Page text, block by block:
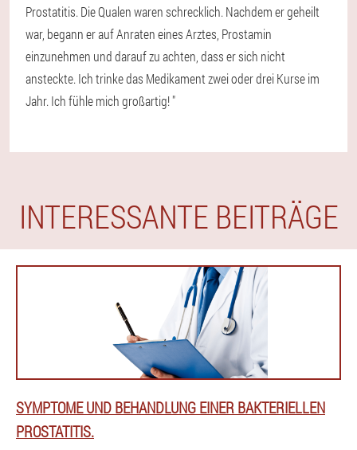
Prostatitis. Die Qualen waren schrecklich. Nachdem er geheilt
war, begann er auf Anraten eines Arztes, Prostamin
einzunehmen und darauf zu achten, dass er sich nicht
ansteckte. Ich trinke das Medikament zwei oder drei Kurse im
Jahr. Ich fühle mich großartig! "
INTERESSANTE BEITRÄGE
SYMPTOME UND BEHANDLUNG EINER BAKTERIELLEN
PROSTATITIS.